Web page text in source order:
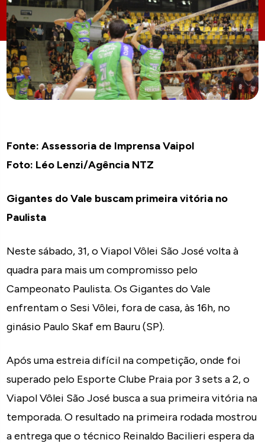
Fonte: Assessoria de Imprensa Vaipol
Foto: Léo Lenzi/Agência NTZ
Gigantes do Vale buscam primeira vitória no
Paulista
Neste sábado, 31, o Viapol Vôlei São José volta à
quadra para mais um compromisso pelo
Campeonato Paulista. Os Gigantes do Vale
enfrentam o Sesi Vôlei, fora de casa, às 16h, no
ginásio Paulo Skaf em Bauru (SP).
Após uma estreia difícil na competição, onde foi
superado pelo Esporte Clube Praia por 3 sets a 2, o
Viapol Vôlei São José busca a sua primeira vitória na
temporada. O resultado na primeira rodada mostrou
a entrega que o técnico Reinaldo Bacilieri espera da